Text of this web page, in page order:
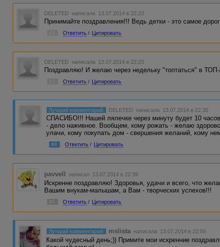
DELETED написала 13.07.2014 в 22:23
Принимайте поздравления!!! Ведь детки - это самое
Ответить / Цитировать
DELETED написала 13.07.2014 в 22:23
Поздравляю! И желаю через недельку "топтаться" в ТОП-
Ответить / Цитировать
Лучший комментарий DELETED написала 13.07.2014 в 22:30
СПАСИБО!!! Нашей лялечке через минуту будет 10
- дело наживное. Вообщем, кому рожать - желаю
улачи, кому покупать дом - свершения желаний, кому
#4 Ответить / Цитировать
pavvell написал 13.07.2014 в 22:39
Искренне поздравляю! Здоровья, удачи и всего, что
Вашим внукам-малышам, а Вам - творческих успехов!!!
Ответить / Цитировать
Лучший комментарий mslista написала 13.07.2014 в 22:59
Какой чудесный день;)) Примите мои искренние